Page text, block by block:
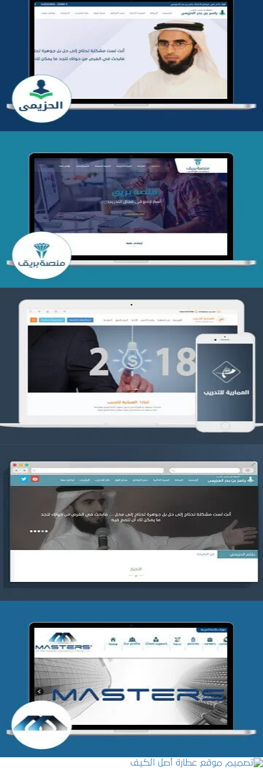
تطوير موقع المدرب ياسر الحزيمي
التفاصيل
تصميم منصة بريق
التفاصيل
تصميم العمارية للتدريب
التفاصيل
موقع ياسر بن بدر الحزيمي
التفاصيل
شركة MASTERS للتدريب
التفاصيل